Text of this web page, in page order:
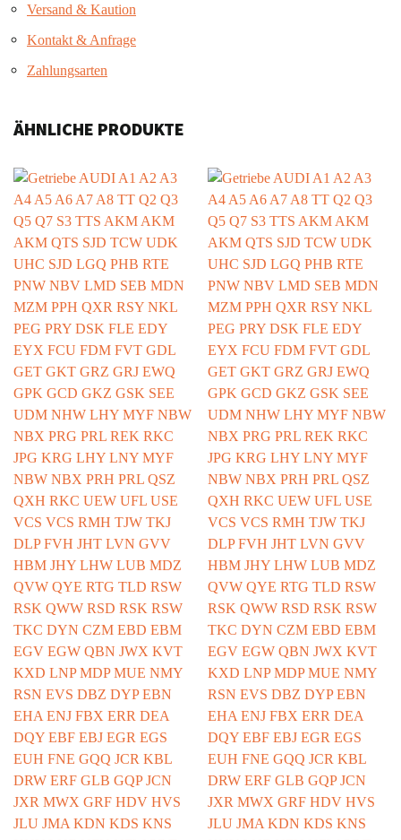
Versand & Kaution
Kontakt & Anfrage
Zahlungsarten
ÄHNLICHE PRODUKTE